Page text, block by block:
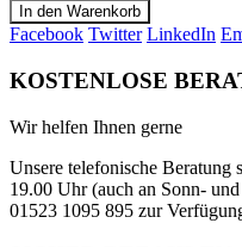
In den Warenkorb
Facebook Twitter LinkedIn
KOSTENLOSE
Wir helfen Ihnen gerne
Unsere telefonische Beratung
19.00 Uhr (auch an Sonn-
01523 1095 895 zur